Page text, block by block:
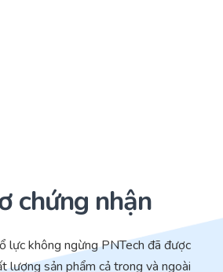
chứng nhận
lực không ngừng PNTech đã được
lượng sản phẩm cả trong và ngoài